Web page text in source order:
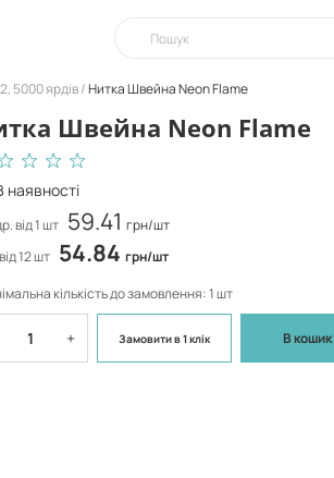
5000 ярдів Нитка Швейна Neon Flame
Швейна Neon Flame
наявності
від 1 шт 59.41 грн/шт
12 шт 54.84 грн/шт
кількість до замовлення: 1 шт
+ Замовитив 1 клік В кошик